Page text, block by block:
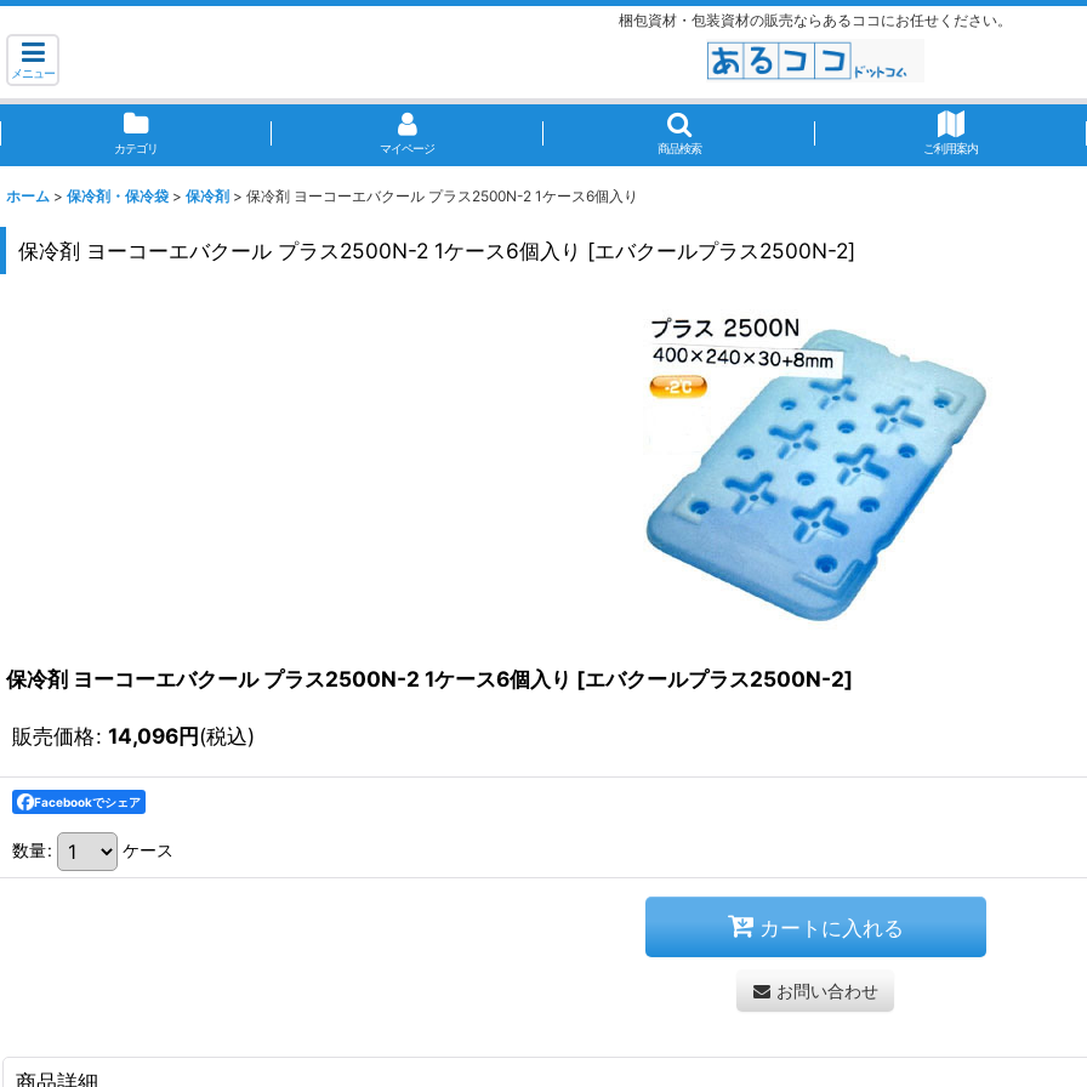
梱包資材・包装資材の販売ならあるココにお任せください。
メニュー
カテゴリ マイページ 商品検索 ご利用案内
ホーム > 保冷剤・保冷袋 > 保冷剤 > 保冷剤 ヨーコーエバクール プラス2500N-2 1ケース6個入り
保冷剤 ヨーコーエバクール プラス2500N-2 1ケース6個入り [エバクールプラス2500N-2]
保冷剤 ヨーコーエバクール プラス2500N-2 1ケース6個入り [エバクールプラス2500N-2]
販売価格: 14,096円(税込)
Facebookでシェア
数量: ケース
カートに入れる
お問い合わせ
商品詳細